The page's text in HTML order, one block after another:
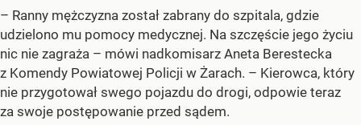
– Ranny mężczyzna został zabrany do szpitala, gdzie
udzielono mu pomocy medycznej. Na szczęście jego życiu
nic nie zagraża – mówi nadkomisarz Aneta Berestecka
z Komendy Powiatowej Policji w Żarach. – Kierowca, który
nie przygotował swego pojazdu do drogi, odpowie teraz
za swoje postępowanie przed sądem.